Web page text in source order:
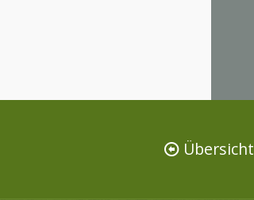
Übersicht